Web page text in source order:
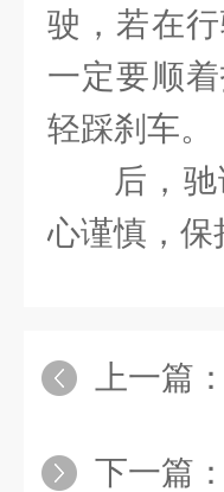
驶，若在
一定要顺
轻踩刹车。
后，
心谨慎，保
上一篇：
下一篇：